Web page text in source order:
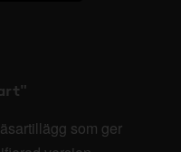
som ger